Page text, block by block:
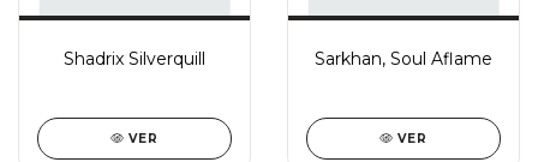
Shadrix Silverquill
VER
Sarkhan, Soul Aflame
VER